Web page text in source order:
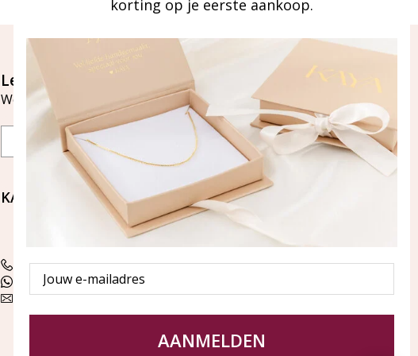
Let's stay in touch
Word lid van onze mailinglijst
KAYA Sieraden
Bellen of WhatsApp Ma-Vr
tussen 09:00-17:00
Tel: 085 000 31 87
WhatsApp: 085 000 31 87
klantenservice@kayasieraden.nl
korting op je eerste aankoop.
Email
AANMELDEN